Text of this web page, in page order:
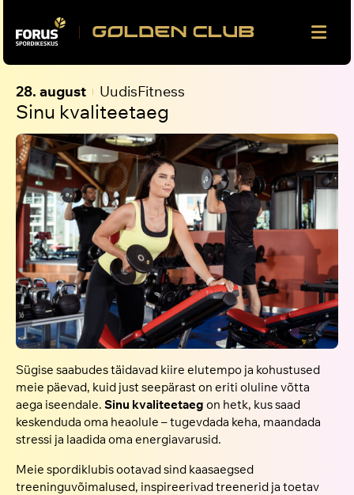
28. august UudisFitness
Sinu kvaliteetaeg
Sügise saabudes täidavad kiire elutempo ja kohustused
meie päevad, kuid just seepärast on eriti oluline võtta
aega iseendale. Sinu kvaliteetaeg on hetk, kus saad
keskenduda oma heaolule – tugevdada keha, maandada
stressi ja laadida oma energiavarusid.
Meie spordiklubis ootavad sind kaasaegsed
treeninguvõimalused, inspireerivad treenerid ja toetav